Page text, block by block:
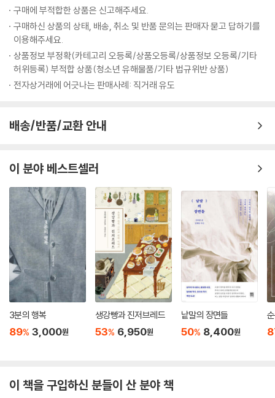
게 드러난다. 현대사의 폭력이 인생의 슬픈 기억으로 소급되어버린 보통
사람들을 통해서. 그러므로 그들은 자신의 이름이 지워지지 않는 연대기적
서술 속에 등장한다는 것을 인정하며 말한다. “당신은 히로시마, 나는 누베
르.”
--- p.145
내가 그녀의 잃어버린 인형에서 본 것도 그것이었다. 격변기 러시아에 살
절을 가진 아이의 손에 넘겨주는 소설을 썼다고 생각한다. ‘토끼인형처럼
만들고 쓴다.
나는 소설을 쓰는 순간마다 과거가 나를 생각하고 있음을, 실은 어떤 과거
의 순간들이 전혀 나를 놓아주지 않고 있음을 상기한다. 나는 1985년 서울
에서 딸로 태어났고, 여학생으로 자랐고, 대학에서는 지망생과 여학생 사
이를 오갔으며, 사회에서는 여직원이었고 여성작가였으며 여성작가는 때
로 ‘작가’라는 카운터스에 부딪힌다는 것도.
--- p.215
못했던 사람들이 있었음을 기억하며, “개인사는 희미한 기억일지언정 나
의 산문으로 재의미화”하는 과정을 거친다. 또한 지하련의「체향초」, 개브
리얼 제빈의 『비바, 제인』, 영화 〈히로시마 내 사랑〉, ‘NO JAPAN’ 운동 등
문학, 영화, 역사, 사회정치적 현안까지 작가의 폭넓고 다양한 관심사와 깊
이 있는 사유가 녹아 있다.
특히 작가가 2부에서 집중하는 것은 뿌리 깊은 한국사회의 혐오 문화다. 즐
로서 대상화되어 온 작가의 경험은 혐오적 표현과 발언이 한국사회 일상이
그리고 작가로서 할 수 있는 일을 하는 것. 박민정 소설가가 내보이는 솔직
하고 거침없는 목소리는 바로 이러한 의지 덕분일 것이다.
어떤 이들에게 우리 사회는 도처에서 야차가 달려오는 사회이며, 야차가
달려오면 춤이라도 춰야 하는 것이다. 왜 그렇게 성을 내냐고 묻는 자신의
모습을 삼인칭으로 바라보는 일, 뿌리 깊은 혐오사회에서 선행되어야 하는
일은 그것이라고 나는 믿는다. _본문 중에서
우리의 이름과 역사를 망각하지 않기 위하여
“나는 우리가 우리 자신이 되어 자유로워지기를 바란다” _소설가 최은영
가 우리 자신을 사랑하고 진정한 우리 자신이 되어 자유로워질 수 있는 방
법은 바로 박민정 작가가 얘기한 ‘잊지 않는 일’일 터다. 과거의 연약했던
구매에 부적합한 상품은 신고해주세요.
구매하신 상품의 상태, 배송, 취소 및 반품 문의는 판매자 묻고 답하기를
이용해주세요.
상품정보 부정확(카테고리 오등록/상품오등록/상품정보 오등록/기타
허위등록) 부적합 상품(청소년 유해물품/기타 법규위반 상품)
전자상거래에 어긋나는 판매사례: 직거래 유도
배송/반품/교환 안내
이 분야 베스트셀러
3분의 행복
89% 3,000원
생강빵과 진저브레드
53% 6,950원
낱말의 장면들
50% 8,400원
이 책을 구입하신 분들이 산 분야 책